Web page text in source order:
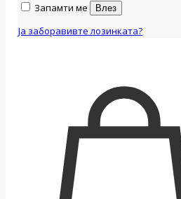
Запамти ме
Влез
Ја заборавивте лозинката?